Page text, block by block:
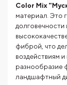
Color Mix
материал. Это
долговечности
фиброй, что
воздействиям
разнообразие
ландшафтный